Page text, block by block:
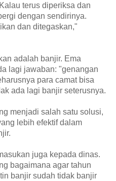
terus diperiksa dan
dengan sendirinya.
dan ditegaskan,"
adalah banjir. Ema
lagi jawaban: "genangan
para camat bisa
ada lagi banjir seterusnya.
menjadi salah satu solusi,
lebih efektif dalam
juga kepada dinas.
bagaimana agar tahun
banjir sudah tidak banjir